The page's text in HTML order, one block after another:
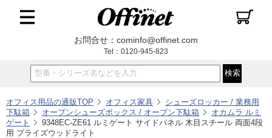
お問合せ：cominfo@offinet.com
Tel：0120-945-823
オフィス用品の通販TOP オフィス家具
シューズロッカー / 業務用
下駄箱
オープンシューズボックス / オープン下駄箱
オカムラ ルミ
ゲート
9348EC-ZE61 ルミゲート サイドパネル 木目スチール 両面4段
用 プライズウッドライト